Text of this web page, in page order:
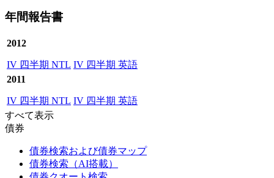
年間報告書
2012
IV 四半期 NTL IV 四半期 英語
2011
IV 四半期 NTL IV 四半期 英語
すべて表示
債券
債券検索および債券マップ
債券検索（AI搭載）